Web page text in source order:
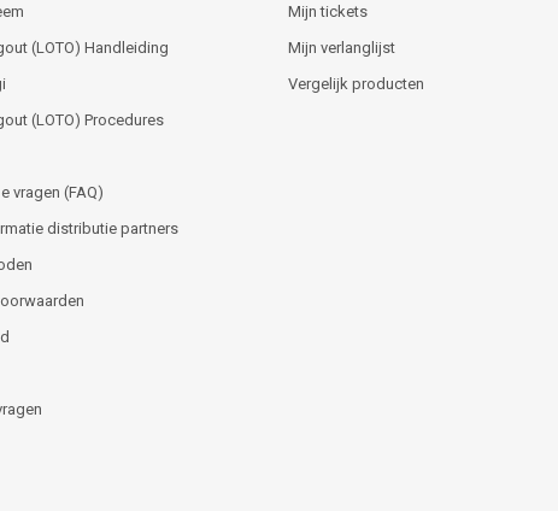
(LOTO) Handleiding
(LOTO) Procedures
vragen (FAQ)
distributie partners
Mijn tickets
Mijn verlanglijst
Vergelijk producten